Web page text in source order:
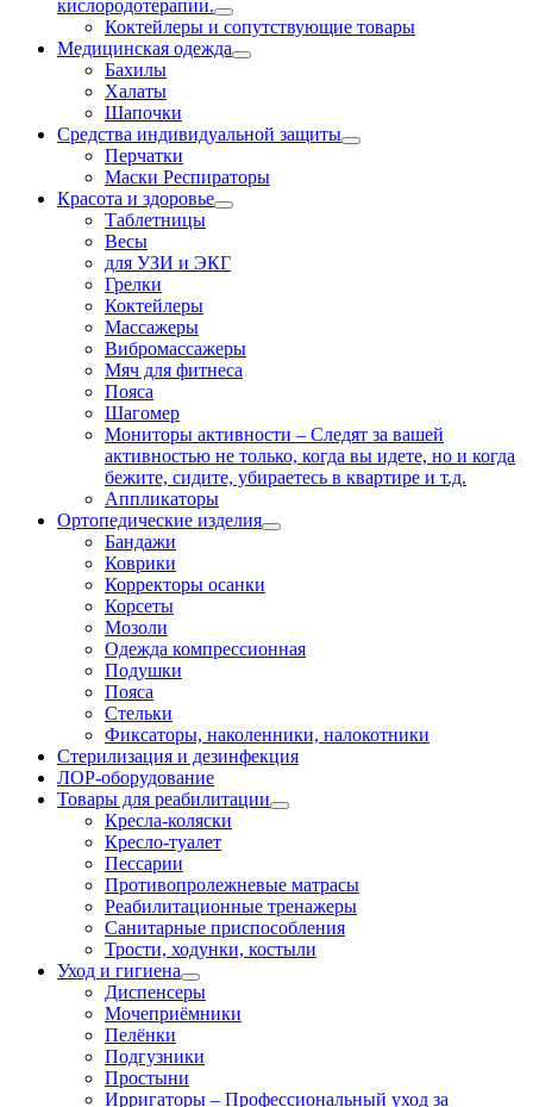
кислородотерапии.
Коктейлеры и сопутствующие товары
Медицинская одежда
Бахилы
Халаты
Шапочки
Средства индивидуальной защиты
Перчатки
Маски Респираторы
Красота и здоровье
Таблетницы
Весы
для УЗИ и ЭКГ
Грелки
Коктейлеры
Массажеры
Вибромассажеры
Мяч для фитнеса
Пояса
Шагомер
Мониторы активности – Следят за вашей
активностью не только, когда вы идете, но и когда
бежите, сидите, убираетесь в квартире и т.д.
Аппликаторы
Ортопедические изделия
Бандажи
Коврики
Корректоры осанки
Корсеты
Мозоли
Одежда компрессионная
Подушки
Пояса
Стельки
Фиксаторы, наколенники, налокотники
Стерилизация и дезинфекция
ЛОР-оборудование
Товары для реабилитации
Кресла-коляски
Кресло-туалет
Пессарии
Противопролежневые матрасы
Реабилитационные тренажеры
Санитарные приспособления
Трости, ходунки, костыли
Уход и гигиена
Диспенсеры
Мочеприёмники
Пелёнки
Подгузники
Простыни
Ирригаторы – Профессиональный уход за